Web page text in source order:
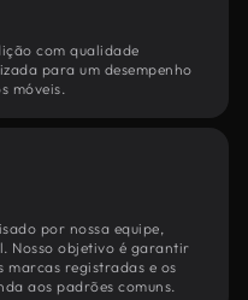
com qualidade
para um desempenho
móveis.
por nossa equipe,
Nosso objetivo é garantir
marcas registradas e os
aos padrões comuns.